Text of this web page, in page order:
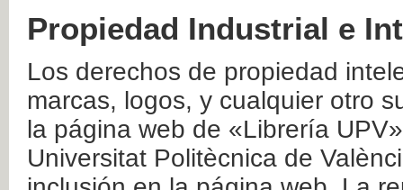
Propiedad Industrial e
Los derechos de propiedad
marcas, logos, y cualquier otro
la página web de «Librería
Universitat Politècnica de